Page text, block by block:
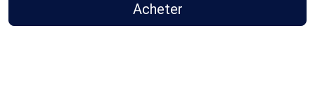
Acheter